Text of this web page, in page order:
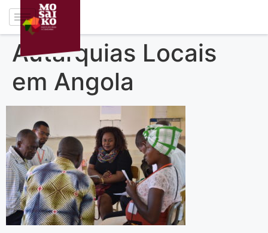
Autarquias Locais
em Angola